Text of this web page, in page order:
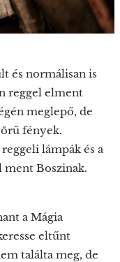
és normálisan is
reggel elment
meglepő, de
fények.
lámpák és a
ment Boszinak.
a Mágia
eltűnt
találta meg, de